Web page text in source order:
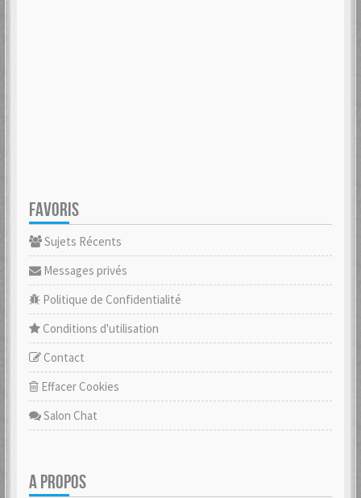
FAVORIS
Sujets Récents
Messages privés
Politique de Confidentialité
Conditions d'utilisation
Contact
Effacer Cookies
Salon Chat
A PROPOS